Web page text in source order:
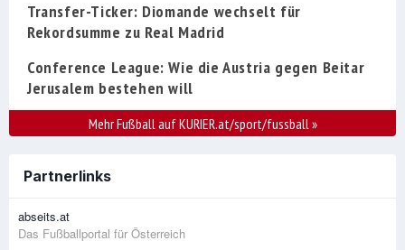
Transfer-Ticker: Diomande wechselt für
Rekordsumme zu Real Madrid
Conference League: Wie die Austria gegen Beitar
Jerusalem bestehen will
Mehr Fußball auf KURIER.at/sport/fussball»
Partnerlinks
abseits.at
Das Fußballportal für Österreich